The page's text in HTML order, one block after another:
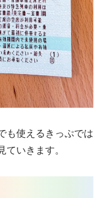
も使えるきっぷでは
ていきます。